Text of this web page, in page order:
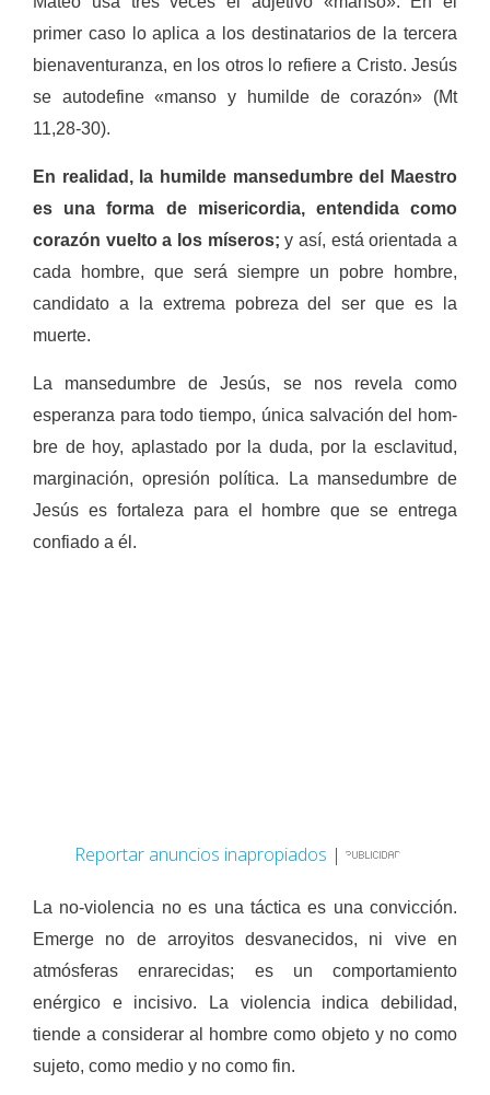
primer caso lo aplica a los destinatarios de la tercera
bienaventuranza, en los otros lo refiere a Cristo. Jesús
se autodefine «manso y humilde de corazón» (Mt
11,28-30).
En realidad, la humilde mansedum­bre del Maestro
es una forma de mise­ricordia, entendida como
corazón vuel­to a los míseros; y así, está orientada a
cada hombre, que será siempre un pobre hombre,
candidato a la extrema pobreza del ser que es la
muerte.
La mansedumbre de Jesús, se nos revela como
esperanza para todo tiempo, única salvación del hom­
bre de hoy, aplasta­do por la duda, por la esclavitud,
margi­nación, opresión po­lítica. La mansedum­bre de
Jesús es for­taleza para el hombre que se entrega
confiado a él.
Reportar anuncios inapropiados |
La no-violencia no es una táctica es una convicción.
Emerge no de arro­yitos desvanecidos, ni vive en
atmósferas enrarecidas; es un comportamiento
enérgico e incisivo. La violencia indica debilidad,
tiende a considerar al hombre como objeto y no como
sujeto, como medio y no como fin.